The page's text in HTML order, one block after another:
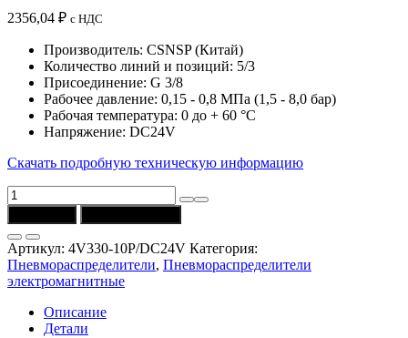
2356,04 ₽ с НДС
Производитель: CSNSP (Китай)
Количество линий и позиций: 5/3
Присоединение: G 3/8
Рабочее давление: 0,15 - 0,8 МПа (1,5 - 8,0 бар)
Рабочая температура: 0 до + 60 °C
Напряжение: DC24V
Скачать подробную техническую информацию
Количество
товара
Пневмораспределитель
4V330-
10P/DC24V
(5/3,
G3/8)
CSNSP
Артикул: 4V330-10P/DC24V Категория:
Пневмораспределители, Пневмораспределители
электромагнитные
Описание
Детали